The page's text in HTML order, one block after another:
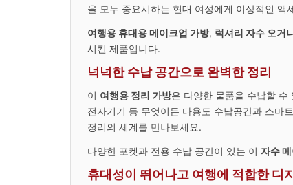
을 모두 중요시하는 현대 여성에게 이상적인 액
여행용 휴대용 메이크업 가방, 럭셔리 자수 오거
시킨 제품입니다.
넉넉한 수납 공간으로 완벽한 정리
이 여행용 정리 가방은 다양한 물품을 수납할 수
전자기기 등 무엇이든 다용도 수납공간과 스마
정리의 세계를 만나보세요.
다양한 포켓과 전용 수납 공간이 있는 이 자수
휴대성이 뛰어나고 여행에 적합한 디